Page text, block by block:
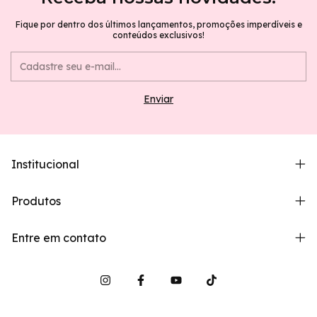
Fique por dentro dos últimos lançamentos, promoções imperdíveis e
conteúdos exclusivos!
Institucional
Produtos
Entre em contato